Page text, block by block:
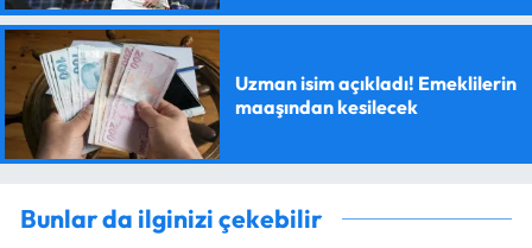
Uzman isim açıkladı! Emeklilerin
maaşından kesilecek
Bunlar da ilginizi çekebilir